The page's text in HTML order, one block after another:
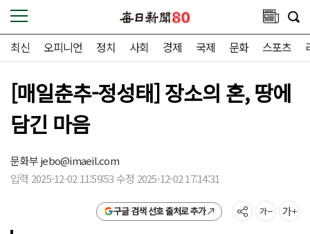
최신 오피니언 정치 사회 경제 국제 문화 스포츠
[매일춘추-정성태] 장소의 혼, 땅에
담긴 마음
문화부jebo@imaeil.com
입력 2025-12-02 11:59:53 수정 2025-12-02 17:14:31
구글 검색 선호 출처로 추가